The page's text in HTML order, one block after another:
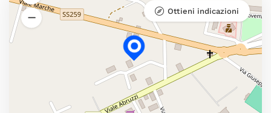
Ottieni indicazioni